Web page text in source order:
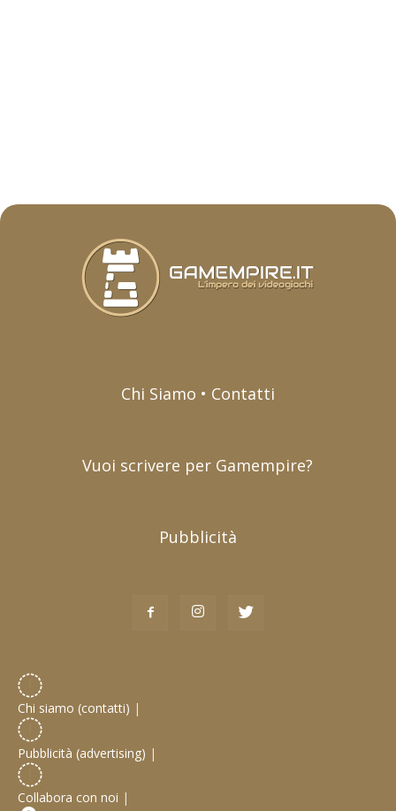
Chi Siamo • Contatti
Vuoi scrivere per Gamempire?
Pubblicità
Chi siamo (contatti) |
Pubblicità (advertising) |
Collabora con noi |